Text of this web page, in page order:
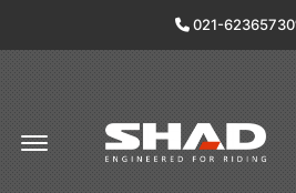
021-62365730
Offcanvas Menu Open